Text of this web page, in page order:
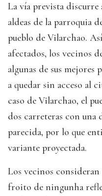
La vía prevista discurre
aldeas de la parroquia
pueblo de Vilarchao.
afectados, los vecinos
algunas de sus mejores
a quedar sin acceso al
caso de Vilarchao, el
dos carreteras con una
parecida, por lo que
variante proyectada.
Los vecinos
froito de ningunha